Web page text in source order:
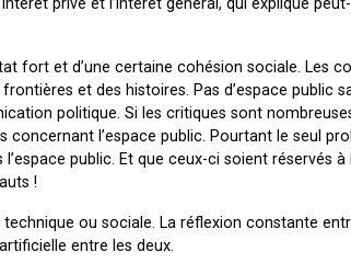
fort et d’une certaine cohésion sociale. Les
et des histoires. Pas d’espace public
politique. Si les critiques sont
l’espace public. Pourtant le seul
public. Et que ceux-ci soient réservés à
!
technique ou sociale. La réflexion constante
entre les deux.